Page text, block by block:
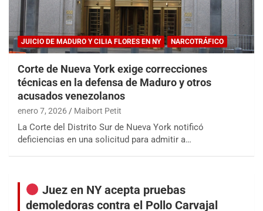
JUICIO DE MADURO Y CILIA FLORES EN NY NARCOTRÁFICO
Corte de Nueva York exige correcciones
técnicas en la defensa de Maduro y otros
acusados venezolanos
enero 7, 2026 Maibort Petit
La Corte del Distrito Sur de Nueva York notificó
deficiencias en una solicitud para admitir a…
Juez en NY acepta pruebas
demoledoras contra el Pollo Carvajal